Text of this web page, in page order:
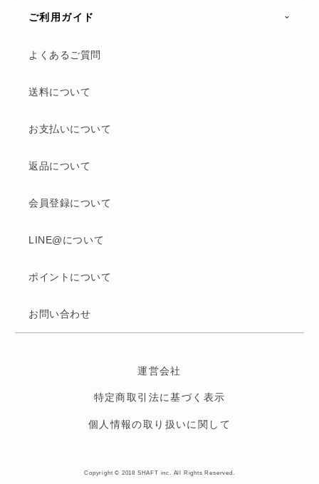
ご利用ガイド
よくあるご質問
送料について
お支払いについて
返品について
会員登録について
LINE@について
ポイントについて
お問い合わせ
運営会社
特定商取引法に基づく表示
個人情報の取り扱いに関して
Copyright © 2018 SHAFT inc. All Rights Reserved.